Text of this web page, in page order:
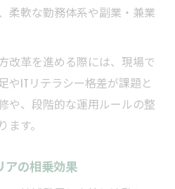
柔軟な勤務体系や副業・兼業
改革を進める際には、現場で
やITリテラシー格差が課題と
や、段階的な運用ルールの整
す。
アの相乗効果